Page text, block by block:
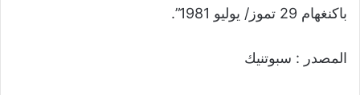
باكنغهام 29 تموز/ يوليو 1981”.
المصدر : سبوتنيك